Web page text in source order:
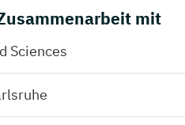
mit
Sciences